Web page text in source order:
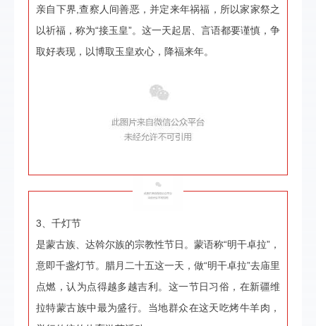
亲自下界,查察人间善恶，并定来年祸福，所以家家祭之
以祈福，称为“接玉皇”。这一天起居、言语都要谨慎，争
取好表现，以博取玉皇欢心，降福来年。
3、千灯节
是蒙古族、达斡尔族的宗教性节日。蒙语称“明干卓拉”，
意即千盏灯节。腊月二十五这一天，做“明干卓拉”去庙里
点燃，认为点得越多越吉利。这一节日习俗，在新疆维
拉特蒙古族中最为盛行。当地群众在这天吃烤牛羊肉，